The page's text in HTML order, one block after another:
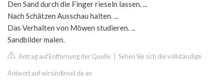
Den Sand durch die Finger rieseln lassen. ...
Nach Schätzen Ausschau halten. ...
Das Verhalten von Möwen studieren. ...
Sandbilder malen.
Antrag auf Entfernung der Quelle Sehen Sie sich die vollständige
Antwort auf wirsindinsel.de an